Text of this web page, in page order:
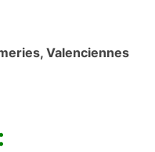
Valenciennes